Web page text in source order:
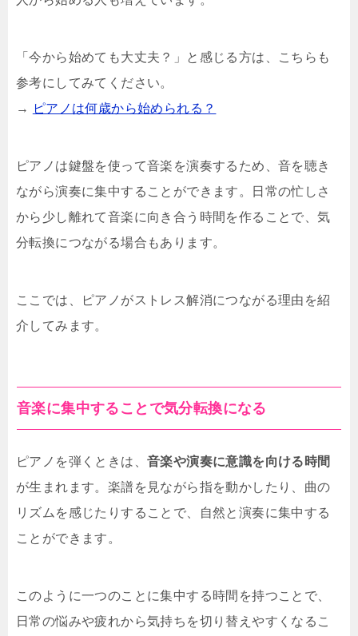
「今から始めても大丈夫？」と感じる方は、こちらも
参考にしてみてください。
→
ピアノは何歳から始められる？
ピアノは鍵盤を使って音楽を演奏するため、音を聴き
ながら演奏に集中することができます。日常の忙しさ
から少し離れて音楽に向き合う時間を作ることで、気
分転換につながる場合もあります。
ここでは、ピアノがストレス解消につながる理由を紹
介してみます。
音楽に集中することで気分転換になる
ピアノを弾くときは、 音楽や演奏に意識を向ける時間
が生まれます。楽譜を見ながら指を動かしたり、曲の
リズムを感じたりすることで、自然と演奏に集中する
ことができます。
このように一つのことに集中する時間を持つことで、
日常の悩みや疲れから気持ちを切り替えやすくなるこ